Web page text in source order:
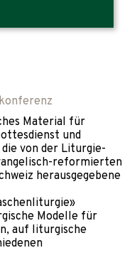
Material für
und
von der Liturgie-
reformierten
herausgegebene
Modelle für
auf liturgische